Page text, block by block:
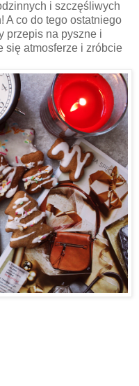
i szczęśliwych
A co do tego ostatniego
przepis na pyszne i
się atmosferze i zróbcie